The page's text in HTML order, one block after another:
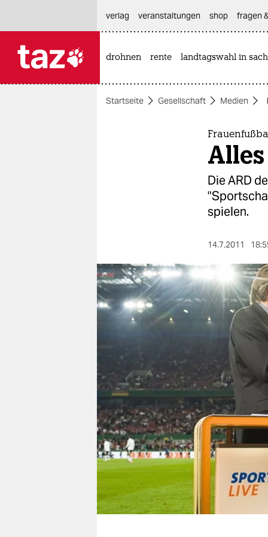
themen
berlin
nord
wahrheit
verlag
verlag
veranstaltungen
shop
fragen & hilfe
unterstützen
abo
genossenschaft
verlag
veranstaltungen shop fragen
drohnen rente landtagswahl in
Startseite Gesellschaft Medien
Die ARD
spielen.
14.7.2011